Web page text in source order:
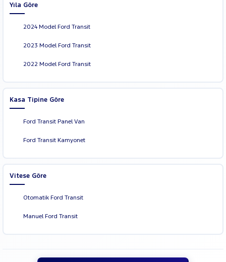
VOLVO
Yıla Göre
2024 Model Ford Transit
2023 Model Ford Transit
2022 Model Ford Transit
Kasa Tipine Göre
Ford Transit Panel Van
Ford Transit Kamyonet
Vitese Göre
Otomatik Ford Transit
Manuel Ford Transit